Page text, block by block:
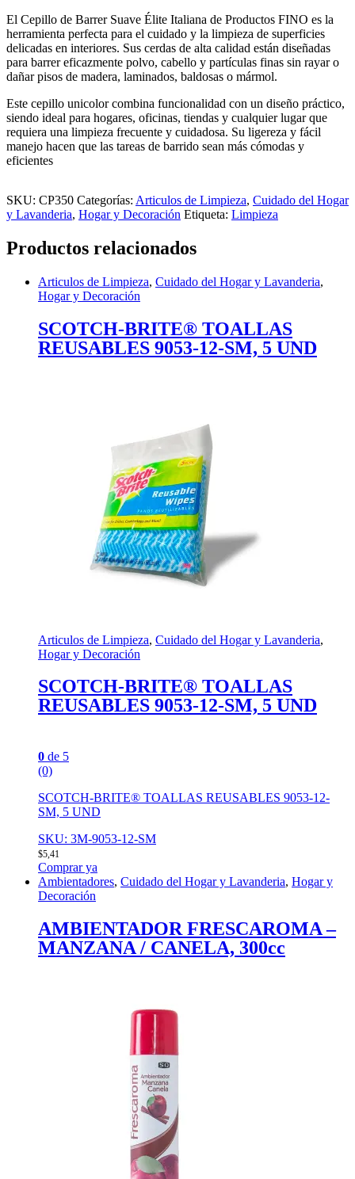
El Cepillo de Barrer Suave Élite Italiana de Productos FINO es la
herramienta perfecta para el cuidado y la limpieza de superficies
delicadas en interiores. Sus cerdas de alta calidad están diseñadas
para barrer eficazmente polvo, cabello y partículas finas sin rayar o
dañar pisos de madera, laminados, baldosas o mármol.
Este cepillo unicolor combina funcionalidad con un diseño práctico,
siendo ideal para hogares, oficinas, tiendas y cualquier lugar que
requiera una limpieza frecuente y cuidadosa. Su ligereza y fácil
manejo hacen que las tareas de barrido sean más cómodas y
eficientes
SKU: CP350 Categorías: Articulos de Limpieza, Cuidado del Hogar
y Lavanderia, Hogar y Decoración Etiqueta: Limpieza
Productos relacionados
Articulos de Limpieza, Cuidado del Hogar y Lavanderia,
Hogar y Decoración
SCOTCH-BRITE® TOALLAS
REUSABLES 9053-12-SM, 5 UND
Articulos de Limpieza, Cuidado del Hogar y Lavanderia,
Hogar y Decoración
SCOTCH-BRITE® TOALLAS
REUSABLES 9053-12-SM, 5 UND
0 de 5
(0)
SCOTCH-BRITE® TOALLAS REUSABLES 9053-12-
SM, 5 UND
SKU: 3M-9053-12-SM
$5,41
Comprar ya
Ambientadores, Cuidado del Hogar y Lavanderia, Hogar y
Decoración
AMBIENTADOR FRESCAROMA –
MANZANA / CANELA, 300cc